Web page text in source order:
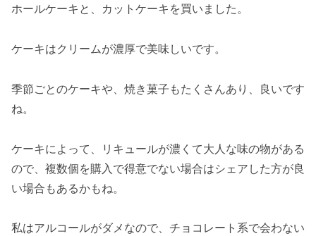
ホールケーキと、カットケーキを買いました。
ケーキはクリームが濃厚で美味しいです。
季節ごとのケーキや、焼き菓子もたくさんあり、良いです
ね。
ケーキによって、リキュールが濃くて大人な味の物がある
ので、複数個を購入で得意でない場合はシェアした方が良
い場合もあるかもね。
私はアルコールがダメなので、チョコレート系で会わない